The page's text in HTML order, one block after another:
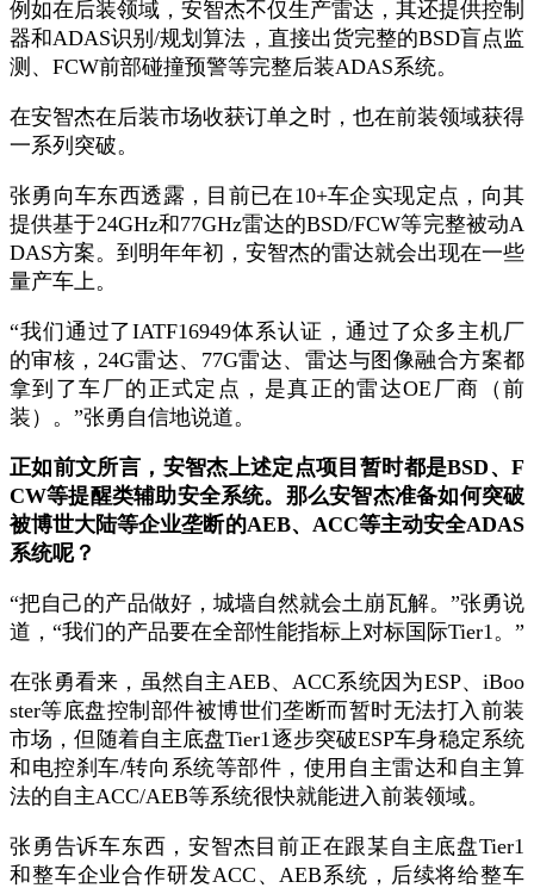
例如在后装领域，安智杰不仅生产雷达，其还提供控制
器和ADAS识别/规划算法，直接出货完整的BSD盲点监
测、 FCW前部碰撞预警等完整后装ADAS系统。
在安智杰在后装市场收获订单之时，也在前装领域获得
一系列突破。
张勇向车东西透露，目前已在10+车企实现定点，向其
提供基于24GHz和77GHz雷达的BSD/FCW等完整被动A
DAS方案。到明年年初，安智杰的雷达就会出现在一些
量产车上。
“我们通过了IATF16949体系认证，通过了众多主机厂
的审核， 24G雷达、 77G雷达、雷达与图像融合方案都
拿到了车厂的正式定点 ，是真正的雷达OE 厂商（前
装）。 ”张勇自信地说道。
正如前文所言，安智杰上述定点项目暂时都是BSD、F
CW等提醒类辅助安全系统。那么安智杰准备如何突破
被博世大陆等企业垄断的AEB、ACC等主动安全ADAS
系统呢？
“把自己的产品做好，城墙自然就会土崩瓦解。 ”张勇说
道， “我们的产品要在全部性能指标上对标国际Tier1。 ”
在张勇看来，虽然自主AEB、ACC系统因为ESP、iBoo
ster等底盘控制部件被博世们垄断而暂时无法打入前装
市场，但随着自主底盘Tier1逐步突破ESP车身稳定系统
和电控刹车/转向系统等部件，使用自主雷达和自主算
法的自主ACC/AEB等系统很快就能进入前装领域。
张勇告诉车东西，安智杰目前正在跟某自主底盘Tier1
和整车企业合作研发ACC 、AEB系统，后续将给整车